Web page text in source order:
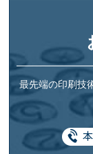
最先端の印刷技